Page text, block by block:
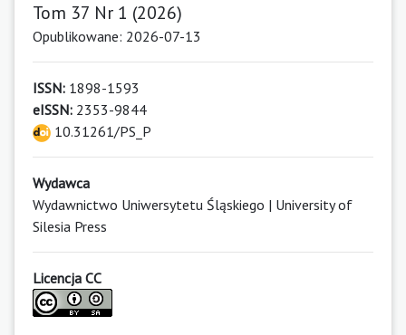
Tom 37 Nr 1 (2026)
Opublikowane: 2026-07-13
ISSN: 1898-1593
eISSN: 2353-9844
10.31261/PS_P
Wydawca
Wydawnictwo Uniwersytetu Śląskiego | University of
Silesia Press
Licencja CC